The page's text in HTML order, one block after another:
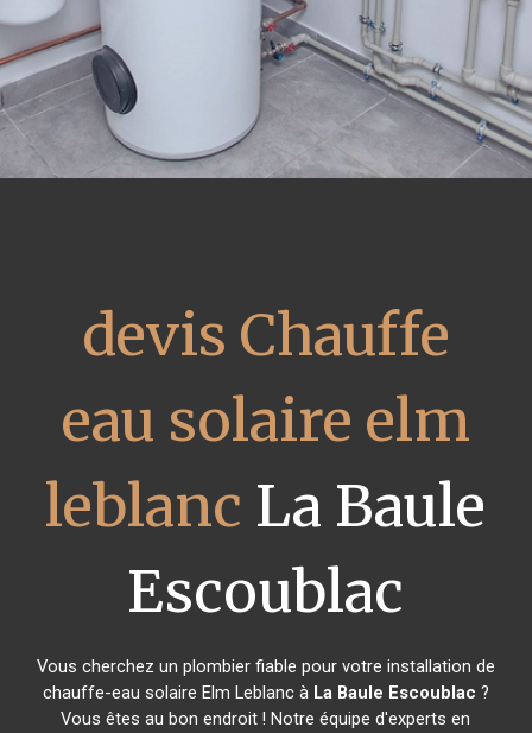
devis Chauffe
eau solaire elm
leblanc La Baule
Escoublac
Vous cherchez un plombier fiable pour votre installation de
chauffe-eau solaire Elm Leblanc à La Baule Escoublac ?
Vous êtes au bon endroit ! Notre équipe d'experts en